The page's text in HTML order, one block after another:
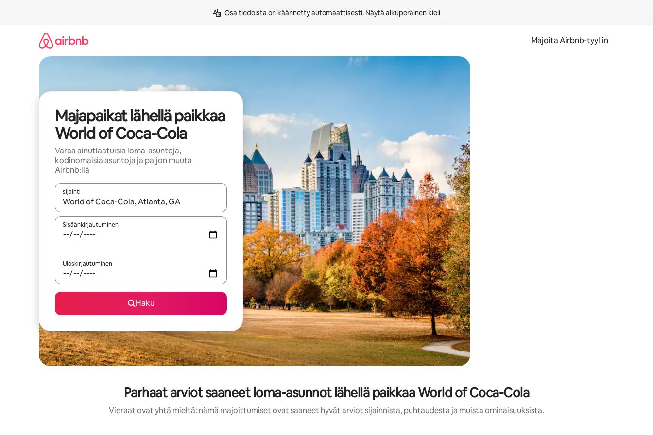
Osa tiedoista on käännetty automaattisesti. Näytä alkuperäinen kieli
Majoita Airbnb-tyyliin
Majapaikat lähellä paikkaa
World of Coca-Cola
Varaa ainutlaatuisia loma-asuntoja,
kodinomaisia asuntoja ja paljon muuta
Airbnb:llä
sijainti
Kun tulokset ovat saatavilla, navigoi ylös- ja alas-nuolinäppäimillä tai tutustu koskettamalla tai pyyhkäisemällä.
Sisäänkirjautuminen
Uloskirjautuminen
Haku
Parhaat arviot saaneet loma-asunnot lähellä paikkaa World of Coca-Cola
Vieraat ovat yhtä mieltä: nämä majoittumiset ovat saaneet hyvät arviot sijainnista, puhtaudesta ja muista ominaisuuksista.